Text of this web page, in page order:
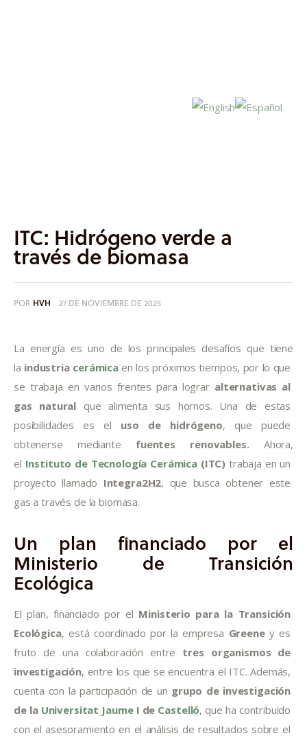
Investigación
Proyectos
Quiénes somos
ITC: Hidrógeno verde a
través de biomasa
POR HVH 27 DE NOVIEMBRE DE 2025
La energía es uno de los principales desafíos que tiene
la industria cerámica en los próximos tiempos, por lo que
se trabaja en varios frentes para lograr alternativas al
gas natural que alimenta sus hornos. Una de estas
posibilidades es el uso de hidrógeno, que puede
obtenerse mediante fuentes renovables. Ahora,
el Instituto de Tecnología Cerámica (ITC) trabaja en un
proyecto llamado Integra2H2, que busca obtener este
gas a través de la biomasa.
Un plan financiado por el
Ministerio de Transición
Ecológica
El plan, financiado por el Ministerio para la Transición
Ecológica, está coordinado por la empresa Greene y es
fruto de una colaboración entre tres organismos de
investigación, entre los que se encuentra el ITC. Además,
cuenta con la participación de un grupo de investigación
de la Universitat Jaume I de Castelló, que ha contribuido
con el asesoramiento en el análisis de resultados sobre el